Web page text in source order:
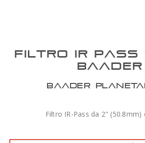
FILTRO IR PASS
BAADER
BAADER
Filtro IR-Pass da 2" (50.8mm)